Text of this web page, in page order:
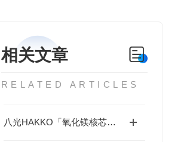
相关文章
RELATED ARTICLES
八光HAKKO「氧化镁核芯加热棒」—1600℃绝缘不衰减，工业热控安全天花板